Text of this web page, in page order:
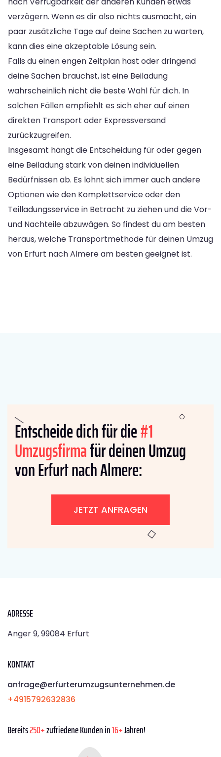
verzögern. Wenn es dir also nichts ausmacht, ein
paar zusätzliche Tage auf deine Sachen zu warten,
kann dies eine akzeptable Lösung sein.
Falls du einen engen Zeitplan hast oder dringend
deine Sachen brauchst, ist eine Beiladung
wahrscheinlich nicht die beste Wahl für dich. In
solchen Fällen empfiehlt es sich eher auf einen
direkten Transport oder Expressversand
zurückzugreifen.
Insgesamt hängt die Entscheidung für oder gegen
eine Beiladung stark von deinen individuellen
Bedürfnissen ab. Es lohnt sich immer auch andere
Optionen wie den Komplettservice oder den
Teilladungsservice in Betracht zu ziehen und die Vor-
und Nachteile abzuwägen. So findest du am besten
heraus, welche Transportmethode für deinen Umzug
von Erfurt nach Almere am besten geeignet ist.
Entscheide dich für die#1
Umzugsfirmafür deinen Umzug
von Erfurt nach Almere:
JETZT ANFRAGEN
ADRESSE
Anger 9, 99084 Erfurt
KONTAKT
anfrage@erfurterumzugsunternehmen.de
+4915792632836
Bereits250+zufriedene Kunden in16+Jahren!